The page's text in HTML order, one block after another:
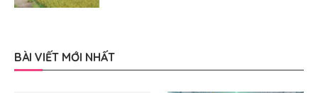
BÀI VIẾT MỚI NHẤT